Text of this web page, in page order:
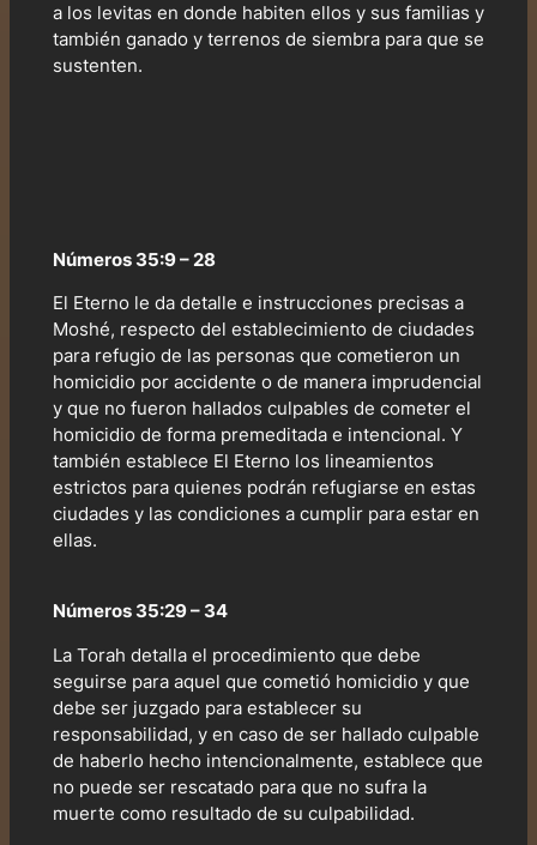
a los levitas en donde habiten ellos y sus familias y
también ganado y terrenos de siembra para que se
sustenten.
Números 35:9 – 28
El Eterno le da detalle e instrucciones precisas a
Moshé, respecto del establecimiento de ciudades
para refugio de las personas que cometieron un
homicidio por accidente o de manera imprudencial
y que no fueron hallados culpables de cometer el
homicidio de forma premeditada e intencional. Y
también establece El Eterno los lineamientos
estrictos para quienes podrán refugiarse en estas
ciudades y las condiciones a cumplir para estar en
ellas.
Números 35:29 – 34
La Torah detalla el procedimiento que debe
seguirse para aquel que cometió homicidio y que
debe ser juzgado para establecer su
responsabilidad, y en caso de ser hallado culpable
de haberlo hecho intencionalmente, establece que
no puede ser rescatado para que no sufra la
muerte como resultado de su culpabilidad.